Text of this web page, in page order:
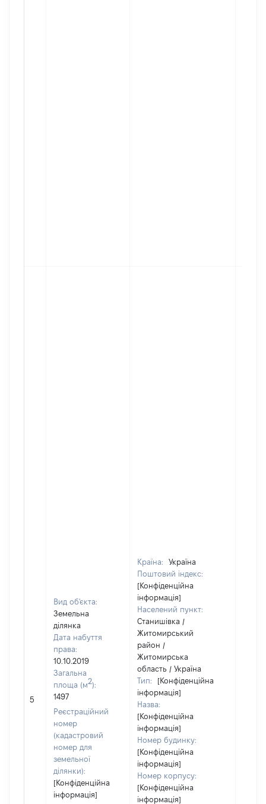
5
Вид об'єкта:
Земельна
ділянка
Дата набуття
права:
10.10.2019
Загальна
площа (м2):
1497
Реєстраційний
номер
(кадастровий
номер для
земельної
ділянки):
[Конфіденційна
інформація]
Країна:
Україна
Поштовий індекс:
[Конфіденційна
інформація]
Населений пункт:
Станишівка /
Житомирський
район /
Житомирська
область / Україна
Тип:
[Конфіденційна
інформація]
Назва:
[Конфіденційна
інформація]
Номер будинку:
[Конфіденційна
інформація]
Номер корпусу:
[Конфіденційна
інформація]